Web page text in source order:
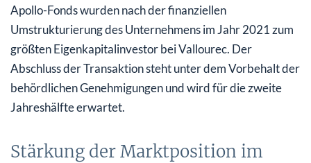
Apollo-Fonds wurden nach der finanziellen
Umstrukturierung des Unternehmens im Jahr 2021 zum
größten Eigenkapitalinvestor bei Vallourec. Der
Abschluss der Transaktion steht unter dem Vorbehalt der
behördlichen Genehmigungen und wird für die zweite
Jahreshälfte erwartet.
Stärkung der Marktposition im